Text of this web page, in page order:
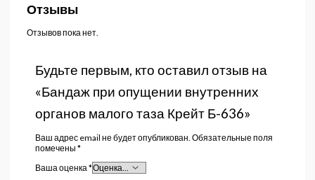
Отзывы
Отзывов пока нет.
Будьте первым, кто оставил отзыв на
«Бандаж при опущении внутренних
органов малого таза Крейт Б-636»
Ваш адрес email не будет опубликован. Обязательные поля
помечены *
Ваша оценка *